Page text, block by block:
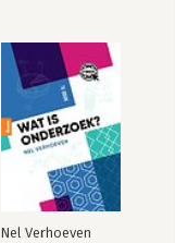
Nel Verhoeven